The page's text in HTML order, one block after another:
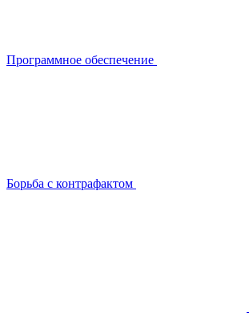
Программное обеспечение
Борьба с контрафактом